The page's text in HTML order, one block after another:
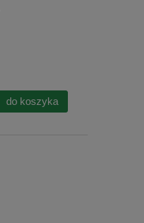
do koszyka